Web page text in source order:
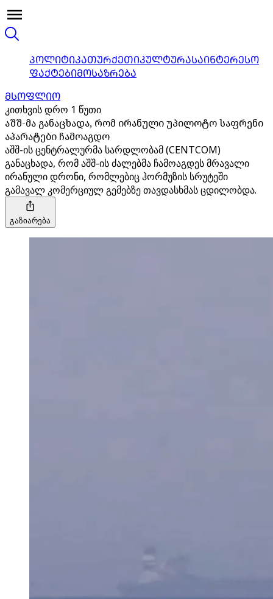
ᲞᲝᲚᲘᲢᲘᲙᲐᲗᲣᲠᲥᲔᲗᲘᲙᲣᲚᲢᲣᲠᲐᲡᲐᲘᲜᲢᲔᲠᲔᲡᲝ
ᲤᲐᲥᲢᲔᲑᲘᲛᲝᲡᲐᲖᲠᲔᲑᲐ
ᲛᲡᲝᲤᲚᲘᲝ
კითხვის დრო 1 წუთი
აშშ-მა განაცხადა, რომ ირანული უპილოტო საფრენი
აპარატები ჩამოაგდო
აშშ-ის ცენტრალურმა სარდლობამ (CENTCOM)
განაცხადა, რომ აშშ-ის ძალებმა ჩამოაგდეს მრავალი
ირანული დრონი, რომლებიც ჰორმუზის სრუტეში
გამავალ კომერციულ გემებზე თავდასხმას ცდილობდა.
გაზიარება